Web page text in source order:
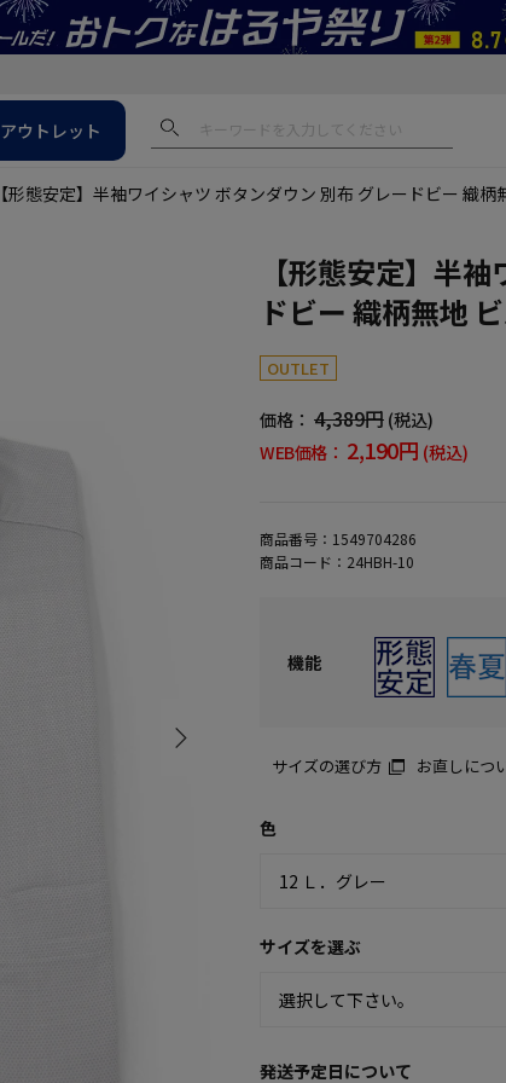
アウトレット
【形態安定】半袖ワイシャツ ボタンダウン 別布 グレードビー 織
【形態安定】半
ドビー 織柄無地
OUTLET
価格： 4,389円 (税込)
WEB価格： 2,190円 (税込)
商品番号： 1549704286
商品コード： 24HBH-10
機能
サイズの選び方 お直しにつ
色
サイズを選ぶ
発送予定日について